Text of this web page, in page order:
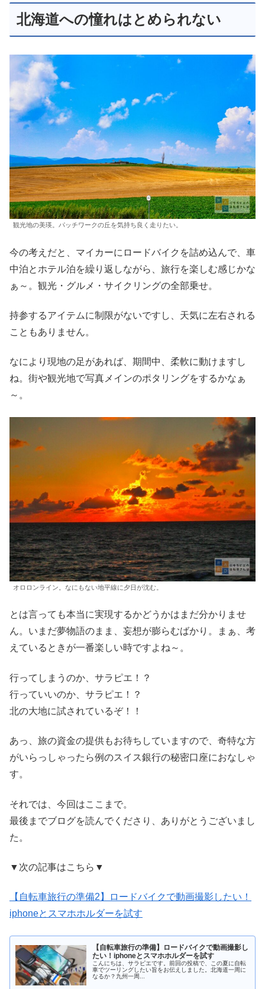
北海道への憧れはとめられない
観光地の美瑛。パッチワークの丘を気持ち良く走りたい。
今の考えだと、マイカーにロードバイクを詰め込んで、車
中泊とホテル泊を繰り返しながら、旅行を楽しむ感じかな
ぁ～。観光・グルメ・サイクリングの全部乗せ。
持参するアイテムに制限がないですし、天気に左右される
こともありません。
なにより現地の足があれば、期間中、柔軟に動けますし
ね。街や観光地で写真メインのポタリングをするかなぁ
～。
オロロンライン。なにもない地平線に夕日が沈む。
とは言っても本当に実現するかどうかはまだ分かりませ
ん。いまだ夢物語のまま、妄想が膨らむばかり。まぁ、考
えているときが一番楽しい時ですよね～。
行ってしまうのか、サラピエ！？
行っていいのか、サラピエ！？
北の大地に試されているぞ！！
あっ、旅の資金の提供もお待ちしていますので、奇特な方
がいらっしゃったら例のスイス銀行の秘密口座におなしゃ
す。
それでは、今回はここまで。
最後までブログを読んでくださり、ありがとうございまし
た。
▼次の記事はこちら▼
【自転車旅行の準備2】ロードバイクで動画撮影したい！
iphoneとスマホホルダーを試す
【自転車旅行の準備】ロードバイクで動画撮影し
たい！iphoneとスマホホルダーを試す
こんにちは、サラピエです。前回の投稿で、この夏に自転
車でツーリングしたい旨をお伝えしました。北海道一周に
なるか？九州一周...